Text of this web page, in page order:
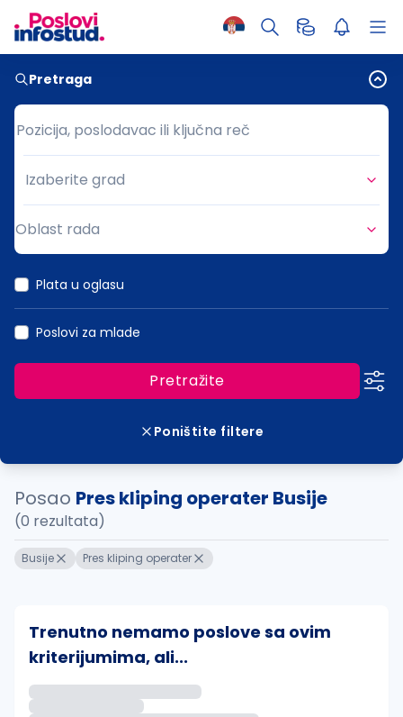
Pretraga
Pozicija, poslodavac ili ključna reč
Pozicija, poslodavac ili ključna reč
Grad
Izaberite grad
Oblast rada
Plata u oglasu
Poslovi za mlade
Pretražite
Poništite filtere
Posao Pres kliping operater Busije
(0 rezultata)
Busije Pres kliping operater
Trenutno nemamo poslove sa ovim
kriterijumima, ali...